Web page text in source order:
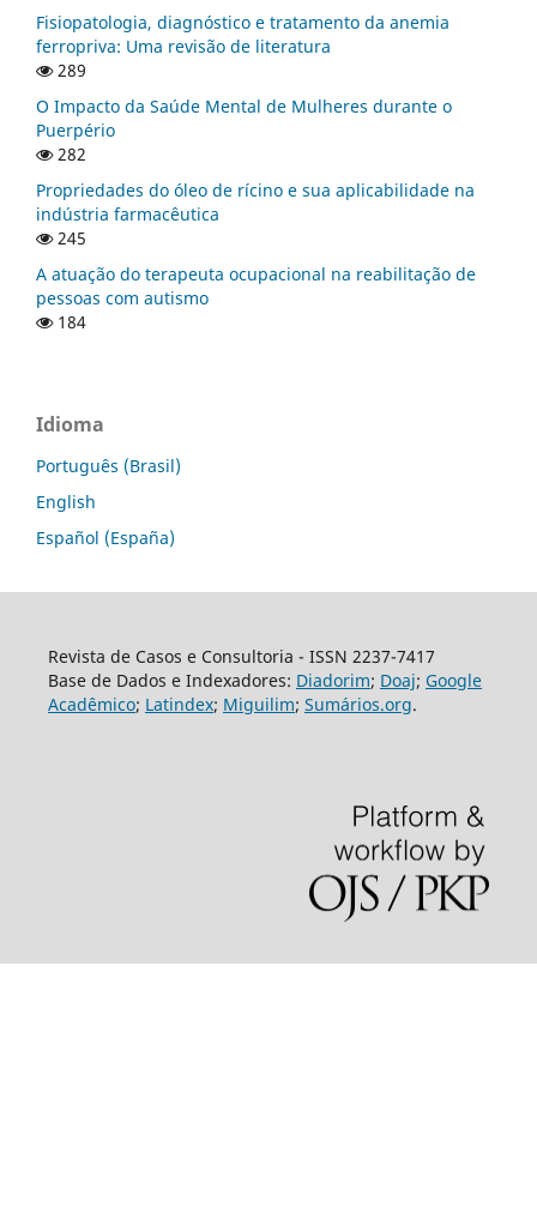
Fisiopatologia, diagnóstico e tratamento da anemia
ferropriva: Uma revisão de literatura
289
O Impacto da Saúde Mental de Mulheres durante o
Puerpério
282
Propriedades do óleo de rícino e sua aplicabilidade na
indústria farmacêutica
245
A atuação do terapeuta ocupacional na reabilitação de
pessoas com autismo
184
Idioma
Português (Brasil)
English
Español (España)
Revista de Casos e Consultoria - ISSN 2237-7417
Base de Dados e Indexadores: Diadorim; Doaj; Google
Acadêmico; Latindex; Miguilim; Sumários.org.